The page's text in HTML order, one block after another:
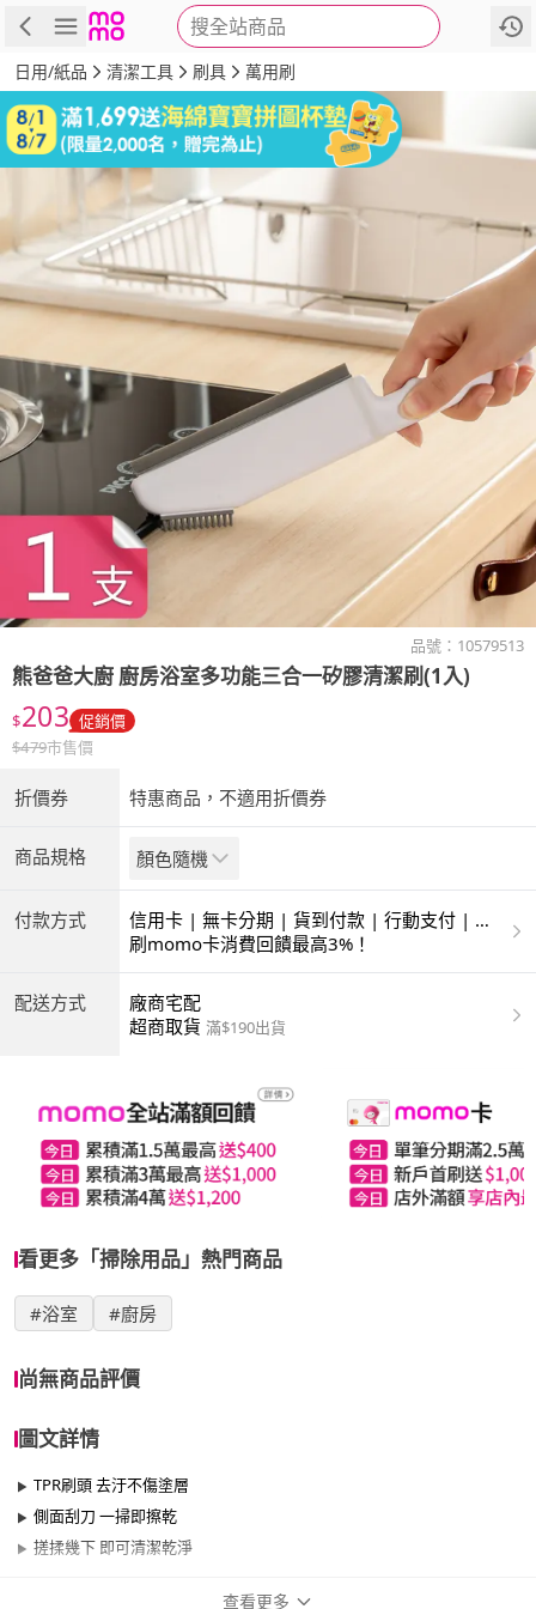
搜全站商品
商品 評價 詳情
日用/紙品 清潔工具 刷具 萬用刷
品號： 10579513
熊爸爸大廚 廚房浴室多功能三合一矽膠清潔刷(1入)
$203 促銷價
$479市售價
折價券 特惠商品，不適用折價券
商品規格 顏色隨機
付款方式
信用卡 | 無卡分期 | 貨到付款 | 行動支付 | 超
商付款 | ATM | 銀聯卡
刷momo卡消費回饋最高3%！
配送方式
廠商宅配
超商取貨 滿$190出貨
看更多「掃除用品」熱門商品
#浴室 #廚房
尚無商品評價
圖文詳情
TPR刷頭 去汙不傷塗層
側面刮刀 一掃即擦乾
搓揉幾下 即可清潔乾淨
查看更多